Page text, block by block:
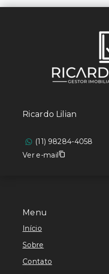
Menu
Início
Sobre
Contato
Ricardo Lilian
(11) 98284-4058
Ver e-mail